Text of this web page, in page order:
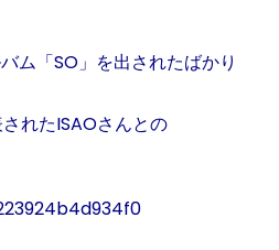
ム「SO」を出されたばかり
れたISAOさんとの